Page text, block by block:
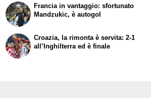
Francia in vantaggio: sfortunato
Mandzukic, è autogol
Croazia, la rimonta è servita: 2-1
all’Inghilterra ed è finale